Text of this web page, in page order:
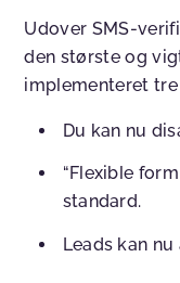
Udover SMS-
den største og
implementeret
Du kan nu
“Flexible
standard.
Leads kan